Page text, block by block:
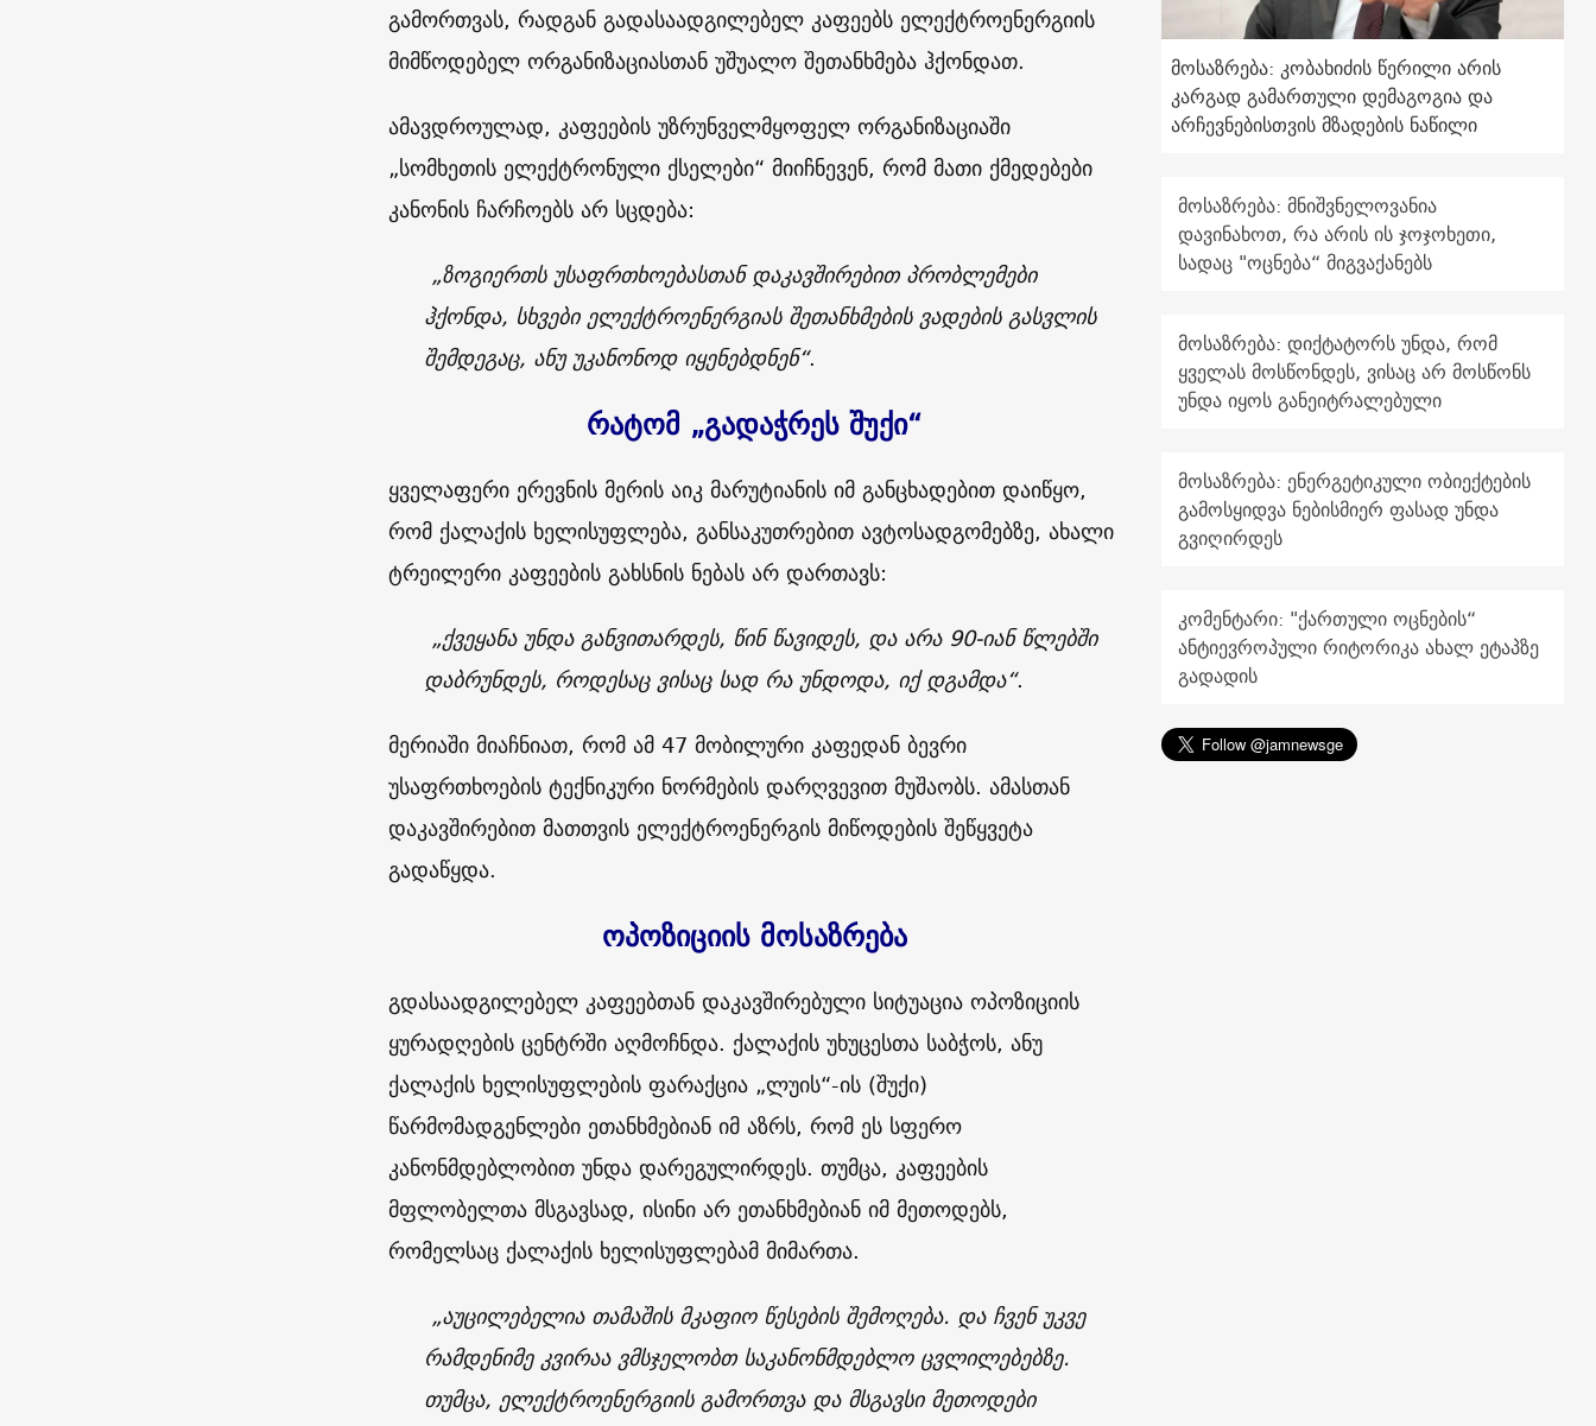
გამორთვას, რადგან გადასაადგილებელ კაფეებს ელექტროენერგიის
მიმწოდებელ ორგანიზაციასთან უშუალო შეთანხმება ჰქონდათ.
ამავდროულად, კაფეების უზრუნველმყოფელ ორგანიზაციაში
„სომხეთის ელექტრონული ქსელები“ მიიჩნევენ, რომ მათი ქმედებები
კანონის ჩარჩოებს არ სცდება:
„ზოგიერთს უსაფრთხოებასთან დაკავშირებით პრობლემები
ჰქონდა, სხვები ელექტროენერგიას შეთანხმების ვადების გასვლის
შემდეგაც, ანუ უკანონოდ იყენებდნენ“.
რატომ „გადაჭრეს შუქი“
ყველაფერი ერევნის მერის აიკ მარუტიანის იმ განცხადებით დაიწყო,
რომ ქალაქის ხელისუფლება, განსაკუთრებით ავტოსადგომებზე, ახალი
ტრეილერი კაფეების გახსნის ნებას არ დართავს:
„ქვეყანა უნდა განვითარდეს, წინ წავიდეს, და არა 90-იან წლებში
დაბრუნდეს, როდესაც ვისაც სად რა უნდოდა, იქ დგამდა“.
მერიაში მიაჩნიათ, რომ ამ 47 მობილური კაფედან ბევრი
უსაფრთხოების ტექნიკური ნორმების დარღვევით მუშაობს. ამასთან
დაკავშირებით მათთვის ელექტროენერგის მიწოდების შეწყვეტა
გადაწყდა.
ოპოზიციის მოსაზრება
გდასაადგილებელ კაფეებთან დაკავშირებული სიტუაცია ოპოზიციის
ყურადღების ცენტრში აღმოჩნდა. ქალაქის უხუცესთა საბჭოს, ანუ
ქალაქის ხელისუფლების ფარაქცია „ლუის“-ის (შუქი)
წარმომადგენლები ეთანხმებიან იმ აზრს, რომ ეს სფერო
კანონმდებლობით უნდა დარეგულირდეს. თუმცა, კაფეების
მფლობელთა მსგავსად, ისინი არ ეთანხმებიან იმ მეთოდებს,
რომელსაც ქალაქის ხელისუფლებამ მიმართა.
„აუცილებელია თამაშის მკაფიო წესების შემოღება. და ჩვენ უკვე
რამდენიმე კვირაა ვმსჯელობთ საკანონმდებლო ცვლილებებზე.
თუმცა, ელექტროენერგიის გამორთვა და მსგავსი მეთოდები
მოსაზრება: კობახიძის წერილი არის
კარგად გამართული დემაგოგია და
არჩევნებისთვის მზადების ნაწილი
მოსაზრება: მნიშვნელოვანია
დავინახოთ, რა არის ის ჯოჯოხეთი,
სადაც "ოცნება“ მიგვაქანებს
მოსაზრება: დიქტატორს უნდა, რომ
ყველას მოსწონდეს, ვისაც არ მოსწონს
უნდა იყოს განეიტრალებული
მოსაზრება: ენერგეტიკული ობიექტების
გამოსყიდვა ნებისმიერ ფასად უნდა
გვიღირდეს
კომენტარი: "ქართული ოცნების“
ანტიევროპული რიტორიკა ახალ ეტაპზე
გადადის